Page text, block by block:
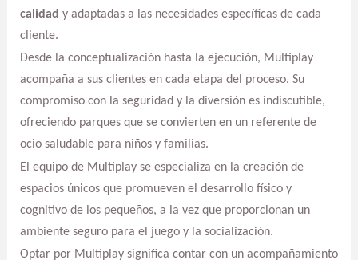
calidad y adaptadas a las necesidades específicas de cada
cliente.
Desde la conceptualización hasta la ejecución, Multiplay
acompaña a sus clientes en cada etapa del proceso. Su
compromiso con la seguridad y la diversión es indiscutible,
ofreciendo parques que se convierten en un referente de
ocio saludable para niños y familias.
El equipo de Multiplay se especializa en la creación de
espacios únicos que promueven el desarrollo físico y
cognitivo de los pequeños, a la vez que proporcionan un
ambiente seguro para el juego y la socialización.
Optar por Multiplay significa contar con un acompañamiento